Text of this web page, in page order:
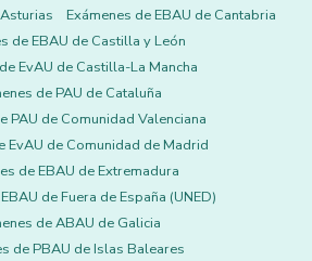
Exámenes de EBAU de Cantabria
de EBAU de Castilla y León
EvAU de Castilla-La Mancha
de PAU de Cataluña
PAU de Comunidad Valenciana
EvAU de Comunidad de Madrid
de EBAU de Extremadura
de Fuera de España (UNED)
de ABAU de Galicia
de PBAU de Islas Baleares